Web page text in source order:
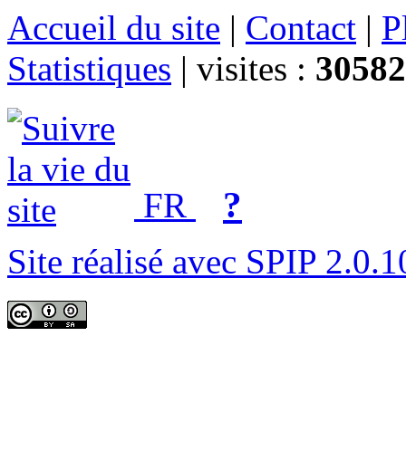
Accueil du site | Contact |
Statistiques | visites :
FR ?
Site réalisé avec SPIP